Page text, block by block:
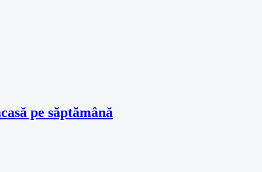
pe săptămână